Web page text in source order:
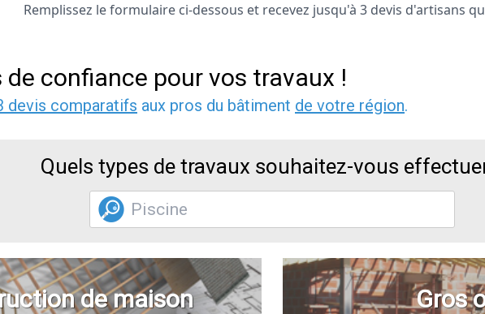
Remplissez le formulaire ci-dessous et recevez jusqu'à 3 devis d'artisans
de confiance pour vos travaux !
devis comparatifs aux pros du bâtiment de votre région.
Quels types de travaux souhaitez-vous
de maison Gros